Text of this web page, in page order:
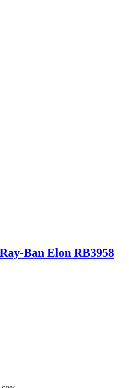
Ban Elon RB3958